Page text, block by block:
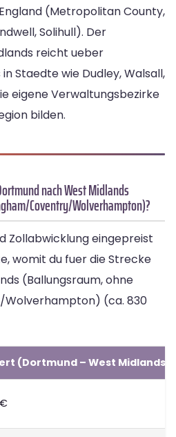
(Metropolitan County,
Solihull). Der
reicht ueber
in Staedte wie Dudley, Walsall,
eigene Verwaltungsbezirke
bilden.
nach West Midlands
Coventry/Wolverhampton)?
Zollabwicklung eingepreist
womit du fuer die Strecke
(Ballungsraum, ohne
(ca. 830
(Dortmund – West